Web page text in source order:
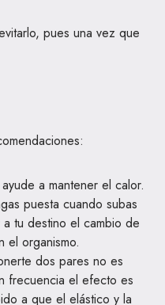
pues una vez que
a mantener el calor.
puesta cuando subas
tu destino el cambio de
el organismo.
dos pares no es
frecuencia el efecto es
a que el elástico y la